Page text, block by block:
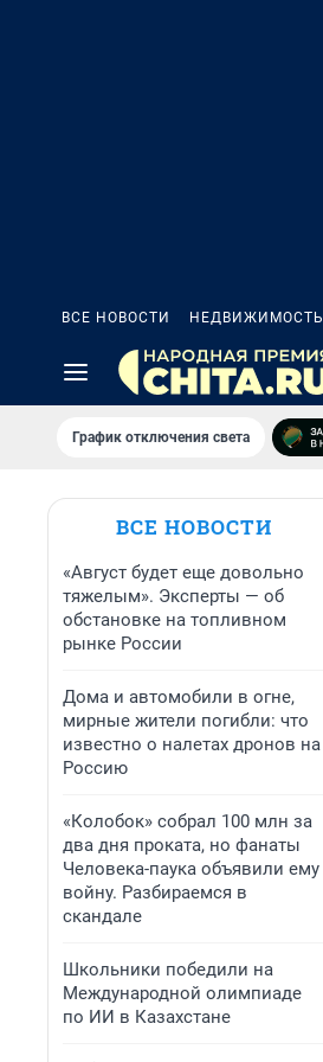
ВСЕ НОВОСТИ НЕДВИЖИМОСТЬ
График отключения света
ВСЕ НОВОСТИ
«Август будет еще довольно
тяжелым». Эксперты — об
обстановке на топливном
рынке России
Дома и автомобили в огне,
мирные жители погибли: что
известно о налетах дронов на
Россию
«Колобок» собрал 100 млн за
два дня проката, но фанаты
Человека-паука объявили ему
войну. Разбираемся в
скандале
Школьники победили на
Международной олимпиаде
по ИИ в Казахстане